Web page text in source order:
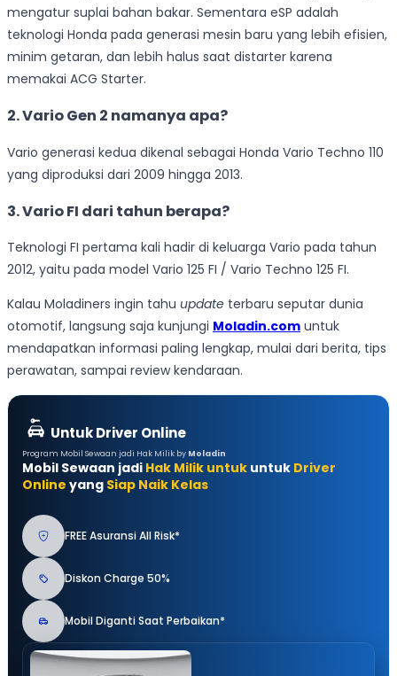
mengatur suplai bahan bakar. Sementara eSP adalah
teknologi Honda pada generasi mesin baru yang lebih efisien,
minim getaran, dan lebih halus saat distarter karena
memakai ACG Starter.
2. Vario Gen 2 namanya apa?
Vario generasi kedua dikenal sebagai Honda Vario Techno 110
yang diproduksi dari 2009 hingga 2013.
3. Vario FI dari tahun berapa?
Teknologi FI pertama kali hadir di keluarga Vario pada tahun
2012, yaitu pada model Vario 125 FI / Vario Techno 125 FI.
Kalau Moladiners ingin tahu update terbaru seputar dunia
otomotif, langsung saja kunjungi Moladin.com untuk
mendapatkan informasi paling lengkap, mulai dari berita, tips
perawatan, sampai review kendaraan.
Untuk Driver Online
Program Mobil Sewaan jadi Hak Milik by Moladin
Mobil Sewaan jadi Hak Milik untuk untuk Driver
Online yang Siap Naik Kelas
FREE Asuransi All Risk*
Diskon Charge 50%
Mobil Diganti Saat Perbaikan*